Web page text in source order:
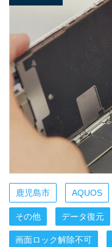
鹿児島市 AQUOS
その他 データ復元
画面ロック解除不可